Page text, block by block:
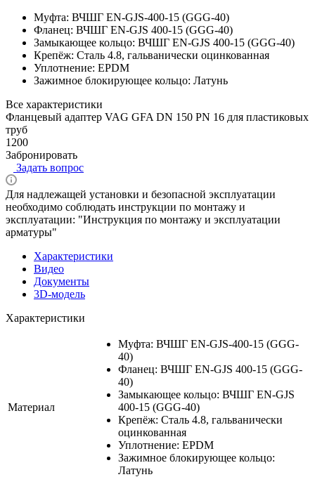
Муфта: ВЧШГ EN-GJS-400-15 (GGG-40)
Фланец: ВЧШГ EN-GJS 400-15 (GGG-40)
Замыкающее кольцо: ВЧШГ EN-GJS 400-15 (GGG-40)
Крепёж: Сталь 4.8, гальванически оцинкованная
Уплотнение: EPDM
Зажимное блокирующее кольцо: Латунь
Все характеристики
Фланцевый адаптер VAG GFA DN 150 PN 16 для пластиковых
труб
1200
Забронировать
Задать вопрос
Для надлежащей установки и безопасной эксплуатации
необходимо соблюдать инструкции по монтажу и
эксплуатации: "Инструкция по монтажу и эксплуатации
арматуры"
Характеристики
Видео
Документы
3D-модель
Характеристики
Материал
Муфта: ВЧШГ EN-GJS-400-15 (GGG-
40)
Фланец: ВЧШГ EN-GJS 400-15 (GGG-
40)
Замыкающее кольцо: ВЧШГ EN-GJS
400-15 (GGG-40)
Крепёж: Сталь 4.8, гальванически
оцинкованная
Уплотнение: EPDM
Зажимное блокирующее кольцо:
Латунь